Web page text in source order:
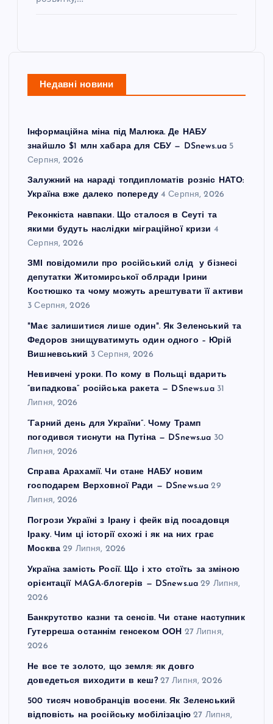
Недавні новини
Інформаційна міна під Малюка. Де НАБУ
знайшло $1 млн хабара для СБУ — DSnews.ua 5
Серпня, 2026
Залужний на нараді топдипломатів розніс НАТО:
Україна вже далеко попереду 4 Серпня, 2026
Реконкіста навпаки. Що сталося в Сеуті та
якими будуть наслідки міграційної кризи 4
Серпня, 2026
ЗМІ повідомили про російський слід у бізнесі
депутатки Житомирської облради Ірини
Костюшко та чому можуть арештувати її активи
3 Серпня, 2026
"Має залишитися лише один". Як Зеленський та
Федоров знищуватимуть один одного – Юрій
Вишневський 3 Серпня, 2026
Невивчені уроки. По кому в Польщі вдарить
“випадкова” російська ракета — DSnews.ua 31
Липня, 2026
“Гарний день для України”. Чому Трамп
погодився тиснути на Путіна — DSnews.ua 30
Липня, 2026
Справа Арахамії. Чи стане НАБУ новим
господарем Верховної Ради — DSnews.ua 29
Липня, 2026
Погрози Україні з Ірану і фейк від посадовця
Іраку. Чим ці історії схожі і як на них грає
Москва 29 Липня, 2026
Україна замість Росії. Що і хто стоїть за зміною
орієнтації MAGA-блогерів — DSnews.ua 29 Липня,
2026
Банкрутство казни та сенсів. Чи стане наступник
Гутерреша останнім генсеком ООН 27 Липня,
2026
Не все те золото, що земля: як довго
доведеться виходити в кеш? 27 Липня, 2026
500 тисяч новобранців восени. Як Зеленський
відповість на російську мобілізацію 27 Липня,